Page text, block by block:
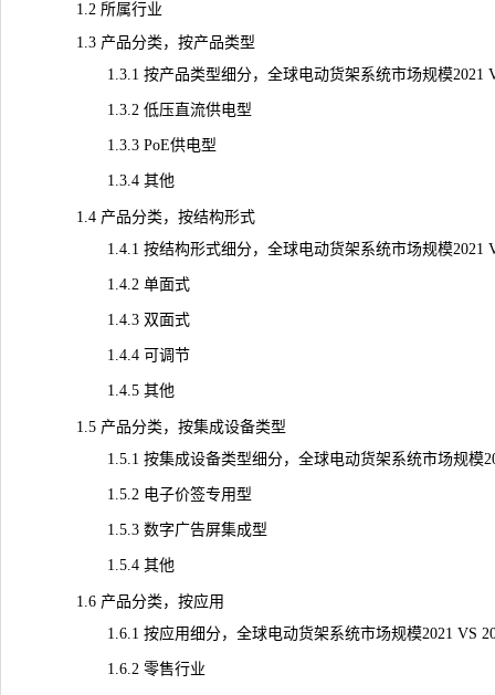
1.2 所属行业
1.3 产品分类，按产品类型
1.3.1 按产品类型细分，全球电动货架系统市场规模2021
1.3.2 低压直流供电型
1.3.3 PoE供电型
1.3.4 其他
1.4 产品分类，按结构形式
1.4.1 按结构形式细分，全球电动货架系统市场规模2021
1.4.2 单面式
1.4.3 双面式
1.4.4 可调节
1.4.5 其他
1.5 产品分类，按集成设备类型
1.5.1 按集成设备类型细分，全球电动货架系统市场规模
1.5.2 电子价签专用型
1.5.3 数字广告屏集成型
1.5.4 其他
1.6 产品分类，按应用
1.6.1 按应用细分，全球电动货架系统市场规模2021 VS
1.6.2 零售行业